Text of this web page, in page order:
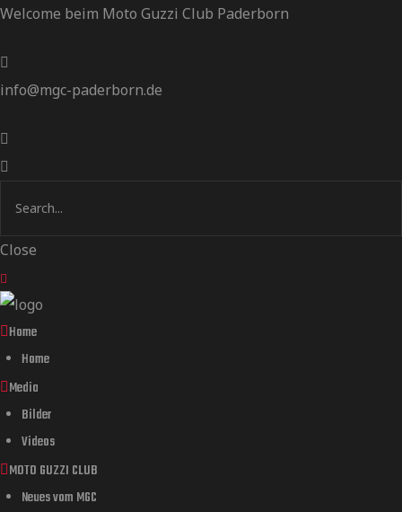
Welcome beim Moto Guzzi Club Paderborn
info@mgc-paderborn.de
Close
Home
Home
Media
Bilder
Videos
MOTO GUZZI CLUB
Neues vom MGC